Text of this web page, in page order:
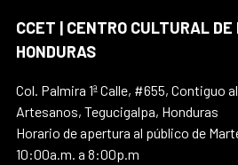
CCET | CENTRO CULTURAL
HONDURAS
Col. Palmira 1ª Calle, #655, Contiguo
Artesanos, Tegucigalpa, Honduras
Horario de apertura al público de
10:00a.m. a 8:00p.m